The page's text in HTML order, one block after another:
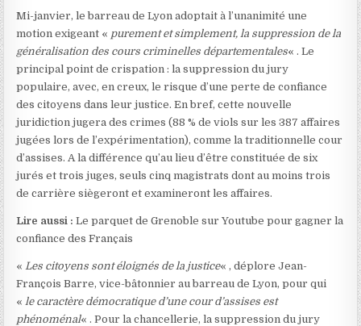
Mi-janvier, le barreau de Lyon adoptait à l’unanimité une
motion exigeant « purement et simplement, la suppression de la
généralisation des cours criminelles départementales« . Le
principal point de crispation : la suppression du jury
populaire, avec, en creux, le risque d’une perte de confiance
des citoyens dans leur justice. En bref, cette nouvelle
juridiction jugera des crimes (88 % de viols sur les 387 affaires
jugées lors de l’expérimentation), comme la traditionnelle cour
d’assises. A la différence qu’au lieu d’être constituée de six
jurés et trois juges, seuls cinq magistrats dont au moins trois
de carrière siègeront et examineront les affaires.
Lire aussi : Le parquet de Grenoble sur Youtube pour gagner la
confiance des Français
« Les citoyens sont éloignés de la justice« , déplore Jean-
François Barre, vice-bâtonnier au barreau de Lyon, pour qui
« le caractère démocratique d’une cour d’assises est
phénoménal« . Pour la chancellerie, la suppression du jury